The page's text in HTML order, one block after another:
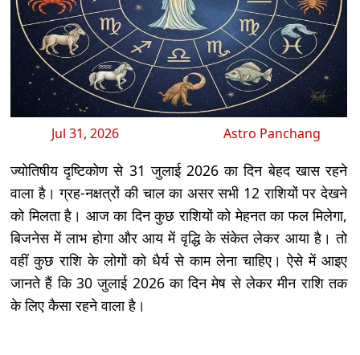
Jul 31, 2026 Astro Panchang
ज्योतिषीय दृष्टिकोण से 31 जुलाई 2026 का दिन बेहद खास रहने
वाला है। ग्रह-नक्षत्रों की चाल का असर सभी 12 राशियों पर देखने
को मिलता है। आज का दिन कुछ राशियों को मेहनत का फल मिलेगा,
बिजनेस में लाभ होगा और आय में वृद्धि के संकेत लेकर आया है। तो
वहीं कुछ राशि के लोगों को धैर्य से काम लेना चाहिए। ऐसे में आइए
जानते हैं कि 30 जुलाई 2026 का दिन मेष से लेकर मीन राशि तक
के लिए कैसा रहने वाला है।